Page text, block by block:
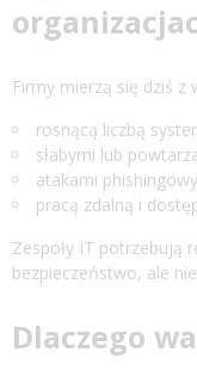
Firmy mierzą się dziś
rosnącą liczbą
słabymi lub
atakami
pracą zdalną i
Zespoły IT potrzebują
bezpieczeństwo, ale
Dlaczego